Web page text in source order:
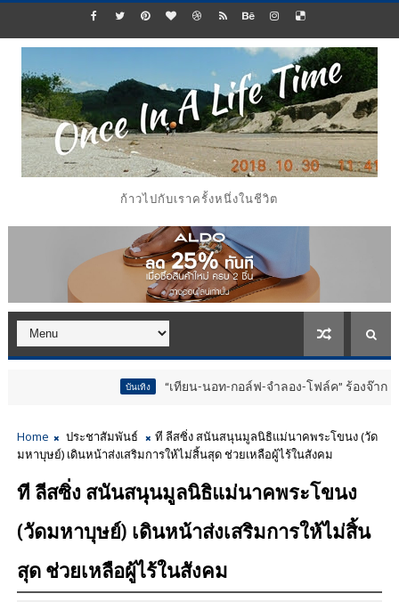
ก้าวไปกับเราครั้งหนึ่งในชีวิต
“เทียน-นอท-กอล์ฟ-จำลอง-โฟล์ค” ร้องจ๊าก!! อุปกรณ์ม่วนจ
Home ประชาสัมพันธ์
ที ลีสซิ่ง สนันสนุนมูลนิธิแม่นาคพระโขนง (วัด
มหาบุษย์) เดินหน้าส่งเสริมการให้ไม่สิ้นสุด ช่วยเหลือผู้ไร้ในสังคม
ที ลีสซิ่ง สนันสนุนมูลนิธิแม่นาคพระโขนง
(วัดมหาบุษย์) เดินหน้าส่งเสริมการให้ไม่สิ้น
สุด ช่วยเหลือผู้ไร้ในสังคม